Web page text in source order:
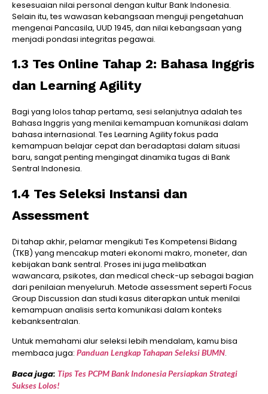
kesesuaian nilai personal dengan kultur Bank Indonesia.
Selain itu, tes wawasan kebangsaan menguji pengetahuan
mengenai Pancasila, UUD 1945, dan nilai kebangsaan yang
menjadi pondasi integritas pegawai.
1.3 Tes Online Tahap 2: Bahasa Inggris
dan Learning Agility
Bagi yang lolos tahap pertama, sesi selanjutnya adalah tes
Bahasa Inggris yang menilai kemampuan komunikasi dalam
bahasa internasional. Tes Learning Agility fokus pada
kemampuan belajar cepat dan beradaptasi dalam situasi
baru, sangat penting mengingat dinamika tugas di Bank
Sentral Indonesia.
1.4 Tes Seleksi Instansi dan
Assessment
Di tahap akhir, pelamar mengikuti Tes Kompetensi Bidang
(TKB) yang mencakup materi ekonomi makro, moneter, dan
kebijakan bank sentral. Proses ini juga melibatkan
wawancara, psikotes, dan medical check-up sebagai bagian
dari penilaian menyeluruh. Metode assessment seperti Focus
Group Discussion dan studi kasus diterapkan untuk menilai
kemampuan analisis serta komunikasi dalam konteks
kebanksentralan.
Untuk memahami alur seleksi lebih mendalam, kamu bisa
membaca juga: Panduan Lengkap Tahapan Seleksi BUMN.
Baca juga: Tips Tes PCPM Bank Indonesia Persiapkan Strategi
Sukses Lolos!